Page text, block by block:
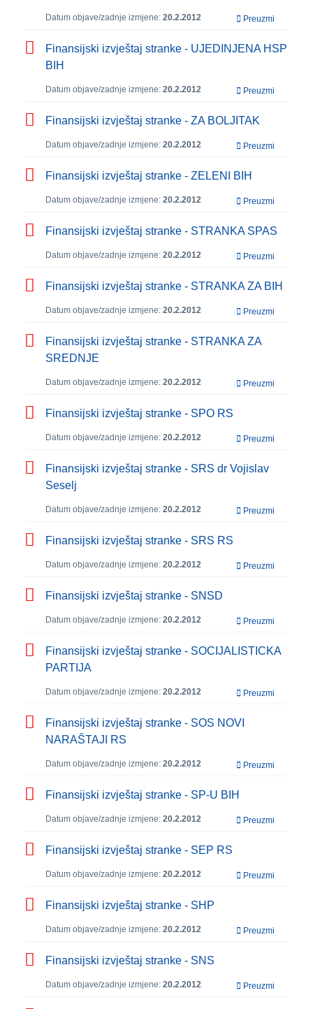
Datum objave/zadnje izmjene: 20.2.2012 Preuzmi
Finansijski izvještaj stranke - UJEDINJENA HSP
BIH
Datum objave/zadnje izmjene: 20.2.2012 Preuzmi
Finansijski izvještaj stranke - ZA BOLJITAK
Datum objave/zadnje izmjene: 20.2.2012 Preuzmi
Finansijski izvještaj stranke - ZELENI BIH
Datum objave/zadnje izmjene: 20.2.2012 Preuzmi
Finansijski izvještaj stranke - STRANKA SPAS
Datum objave/zadnje izmjene: 20.2.2012 Preuzmi
Finansijski izvještaj stranke - STRANKA ZA BIH
Datum objave/zadnje izmjene: 20.2.2012 Preuzmi
Finansijski izvještaj stranke - STRANKA ZA
SREDNJE
Datum objave/zadnje izmjene: 20.2.2012 Preuzmi
Finansijski izvještaj stranke - SPO RS
Datum objave/zadnje izmjene: 20.2.2012 Preuzmi
Finansijski izvještaj stranke - SRS dr Vojislav
Seselj
Datum objave/zadnje izmjene: 20.2.2012 Preuzmi
Finansijski izvještaj stranke - SRS RS
Datum objave/zadnje izmjene: 20.2.2012 Preuzmi
Finansijski izvještaj stranke - SNSD
Datum objave/zadnje izmjene: 20.2.2012 Preuzmi
Finansijski izvještaj stranke - SOCIJALISTICKA
PARTIJA
Datum objave/zadnje izmjene: 20.2.2012 Preuzmi
Finansijski izvještaj stranke - SOS NOVI
NARAŠTAJI RS
Datum objave/zadnje izmjene: 20.2.2012 Preuzmi
Finansijski izvještaj stranke - SP-U BIH
Datum objave/zadnje izmjene: 20.2.2012 Preuzmi
Finansijski izvještaj stranke - SEP RS
Datum objave/zadnje izmjene: 20.2.2012 Preuzmi
Finansijski izvještaj stranke - SHP
Datum objave/zadnje izmjene: 20.2.2012 Preuzmi
Finansijski izvještaj stranke - SNS
Datum objave/zadnje izmjene: 20.2.2012 Preuzmi